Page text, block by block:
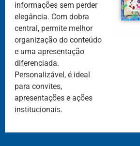
informações sem perder
elegância. Com dobra
central, permite melhor
organização do conteúdo
e uma apresentação
diferenciada.
Personalizável, é ideal
para convites,
apresentações e ações
institucionais.